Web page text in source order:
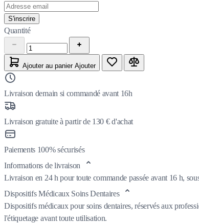
S'inscrire
Quantité
Ajouter au panier Ajouter
Livraison demain si commandé avant 16h
Livraison gratuite à partir de 130 € d'achat
Paiements 100% sécurisés
Informations de livraison
Livraison en 24 h pour toute commande passée avant 16 h,
Dispositifs Médicaux Soins Dentaires
Dispositifs médicaux pour soins dentaires, réservés aux
l'étiquetage avant toute utilisation.